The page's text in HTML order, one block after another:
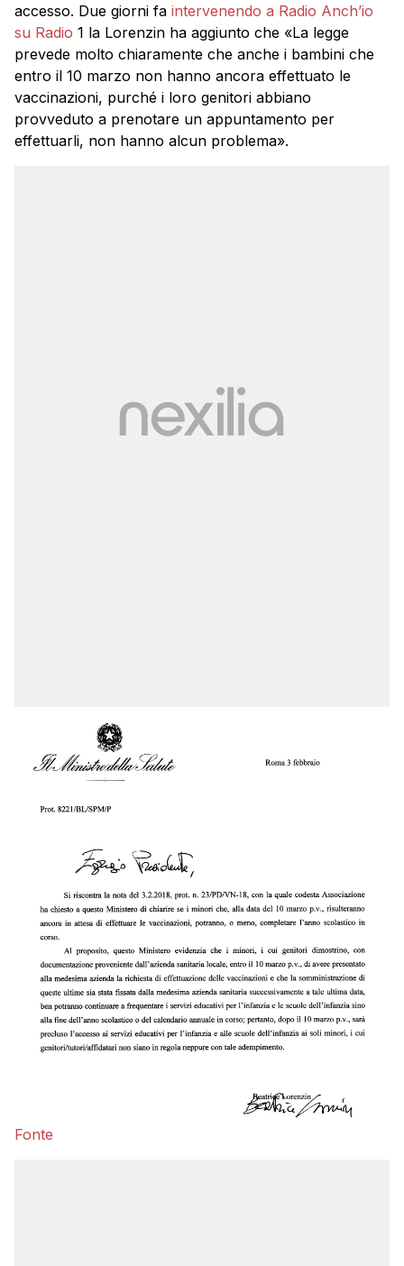
accesso. Due giorni fa intervenendo a Radio Anch’io
su Radio 1 la Lorenzin ha aggiunto che «La legge
prevede molto chiaramente che anche i bambini che
entro il 10 marzo non hanno ancora effettuato le
vaccinazioni, purché i loro genitori abbiano
provveduto a prenotare un appuntamento per
effettuarli, non hanno alcun problema».
Fonte